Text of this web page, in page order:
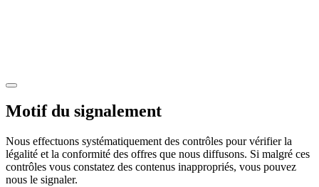
Motif du signalement
Nous effectuons systématiquement des contrôles pour vérifier la
légalité et la conformité des offres que nous diffusons. Si malgré ces
contrôles vous constatez des contenus inappropriés, vous pouvez
nous le signaler.